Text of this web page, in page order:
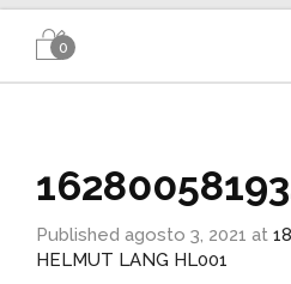
0
Published agosto 3, 2021 at
HELMUT LANG HL001